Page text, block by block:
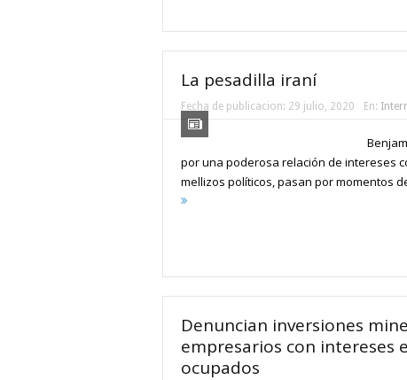
La pesadilla iraní
Fecha de publicacion: 29 julio, 2020 En:
por una poderosa relación de intereses
mellizos políticos, pasan por momentos
Denuncian inversiones
empresarios con intereses
ocupados